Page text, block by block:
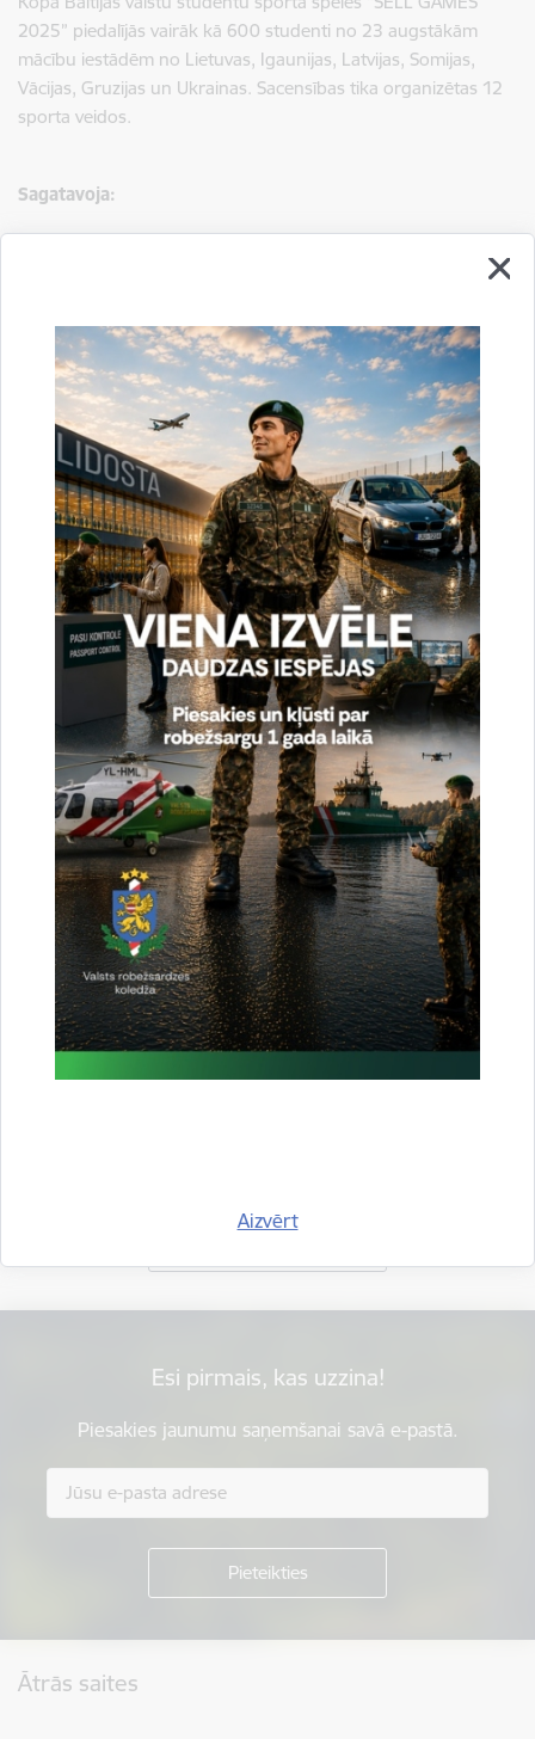
Aizvērt
2025” piedalījās vairāk kā 600 studenti no 23 augstākām
mācību iestādēm no Lietuvas, Igaunijas, Latvijas, Somijas,
Vācijas, Gruzijas un Ukrainas. Sacensības tika organizētas 12
sporta veidos.
Sagatavoja:
sabiedrisko attiecību speciāliste,
64603673,mob.:26583340
e-pasts: laura.purina@rs.gov.lv
Saistītas tēmas
Aktualitātes: Sports
Drukāt lapu
Dalīties
Esi pirmais, kas uzzina!
Piesakies jaunumu saņemšanai savā e-pastā.
Ātrās saites